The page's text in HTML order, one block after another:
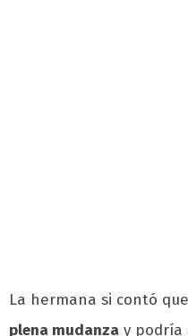
La hermana si contó que
plena mudanza y podría